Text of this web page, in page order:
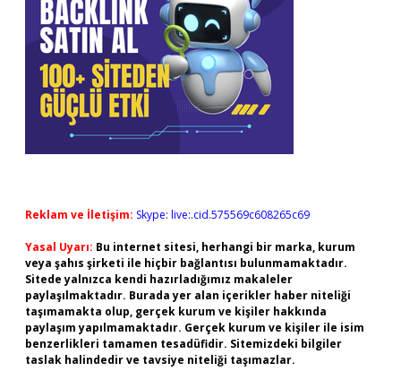
Reklam ve İletişim: Skype: live:.cid.575569c608265c69
Yasal Uyarı: Bu internet sitesi, herhangi bir marka, kurum
veya şahıs şirketi ile hiçbir bağlantısı bulunmamaktadır.
Sitede yalnızca kendi hazırladığımız makaleler
paylaşılmaktadır. Burada yer alan içerikler haber niteliği
taşımamakta olup, gerçek kurum ve kişiler hakkında
paylaşım yapılmamaktadır. Gerçek kurum ve kişiler ile isim
benzerlikleri tamamen tesadüfidir. Sitemizdeki bilgiler
taslak halindedir ve tavsiye niteliği taşımazlar.